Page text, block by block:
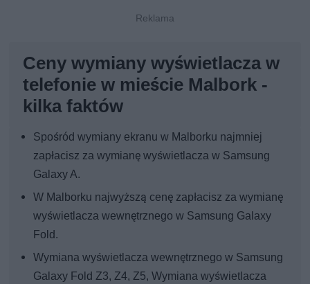
Ceny wymiany wyświetlacza w
telefonie w mieście Malbork -
kilka faktów
Spośród wymiany ekranu w Malborku najmniej
zapłacisz za wymianę wyświetlacza w Samsung
Galaxy A.
W Malborku najwyższą cenę zapłacisz za wymianę
wyświetlacza wewnętrznego w Samsung Galaxy
Fold.
Wymiana wyświetlacza wewnętrznego w Samsung
Galaxy Fold Z3, Z4, Z5, Wymiana wyświetlacza